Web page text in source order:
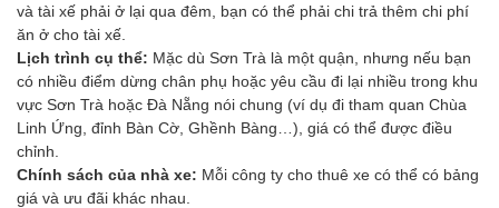
và tài xế phải ở lại qua đêm, bạn có thể phải chi trả thêm chi phí
ăn ở cho tài xế.
Lịch trình cụ thể: Mặc dù Sơn Trà là một quận, nhưng nếu bạn
có nhiều điểm dừng chân phụ hoặc yêu cầu đi lại nhiều trong khu
vực Sơn Trà hoặc Đà Nẵng nói chung (ví dụ đi tham quan Chùa
Linh Ứng, đỉnh Bàn Cờ, Ghềnh Bàng…), giá có thể được điều
chỉnh.
Chính sách của nhà xe: Mỗi công ty cho thuê xe có thể có bảng
giá và ưu đãi khác nhau.